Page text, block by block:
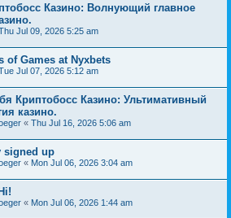
Казино: Волнующий главное
Jul 09, 2026 5:25 am
of Games at Nyxbets
Jul 07, 2026 5:12 am
Криптобосс Казино: Ультимативный
казино.
« Thu Jul 16, 2026 5:06 am
signed up
« Mon Jul 06, 2026 3:04 am
« Mon Jul 06, 2026 1:44 am